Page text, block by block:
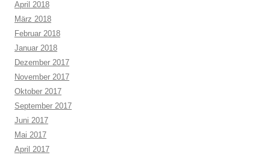
April 2018
März 2018
Februar 2018
Januar 2018
Dezember 2017
November 2017
Oktober 2017
September 2017
Juni 2017
Mai 2017
April 2017